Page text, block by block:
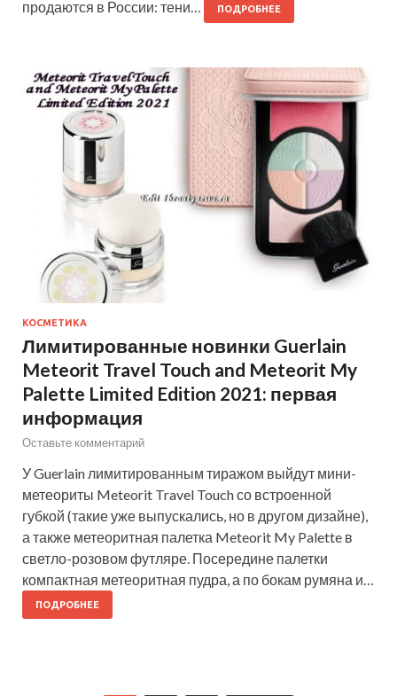
продаются в России: тени…
ПОДРОБНЕЕ
КОСМЕТИКА
Лимитированные новинки Guerlain
Meteorit Travel Touch and Meteorit My
Palette Limited Edition 2021: первая
информация
Оставьте комментарий
У Guerlain лимитированным тиражом выйдут мини-
метеориты Meteorit Travel Touch со встроенной
губкой (такие уже выпускались, но в другом дизайне),
а также метеоритная палетка Meteorit My Palette в
светло-розовом футляре. Посередине палетки
компактная метеоритная пудра, а по бокам румяна и…
ПОДРОБНЕЕ